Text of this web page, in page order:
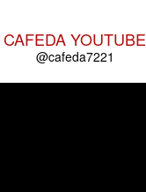
CAFEDA YOUTUBE
@cafeda7221